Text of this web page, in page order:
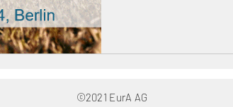
©2021 EurA AG